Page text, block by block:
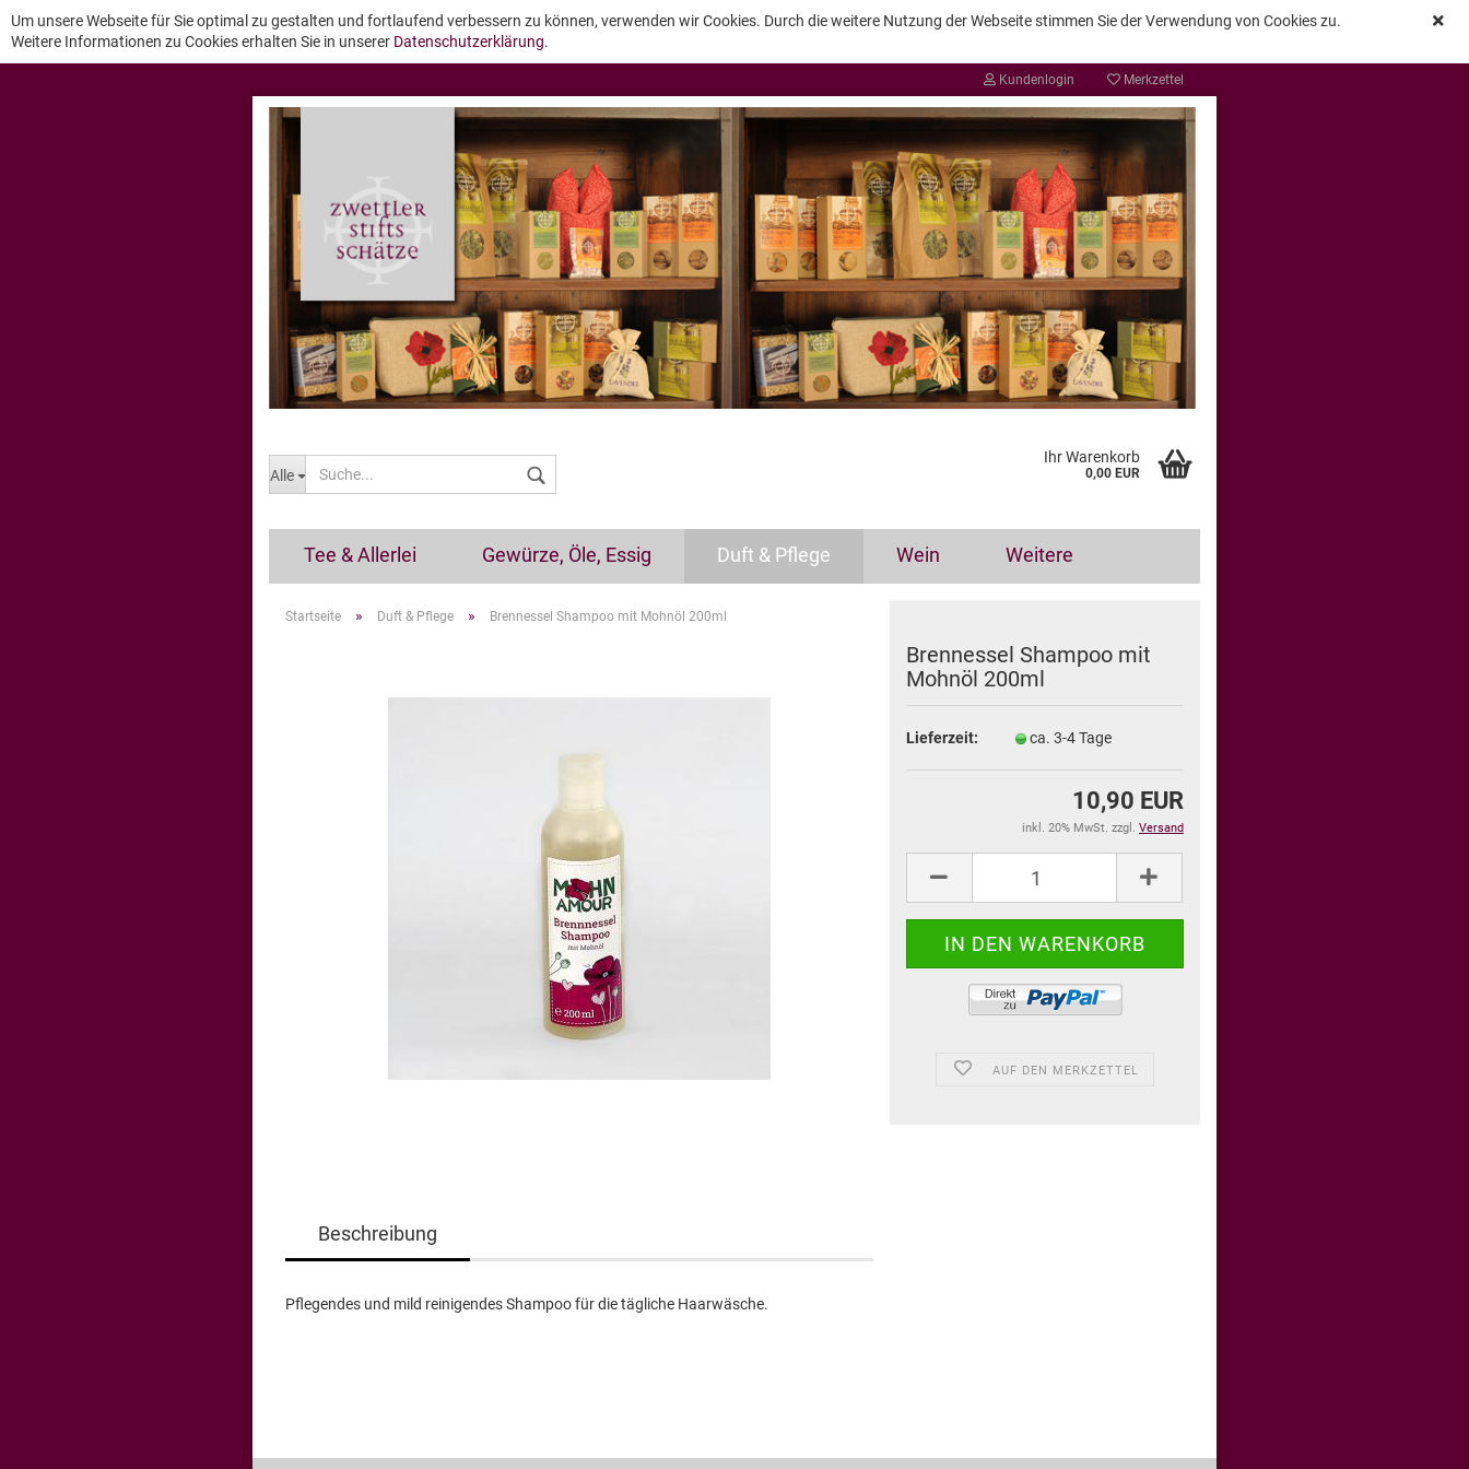
Kundenlogin
Konto erstellen
Passwort vergessen?
Merkzettel
Alle
Ihr Warenkorb
0,00 EUR
Um unsere Webseite für Sie optimal zu gestalten und fortlaufend verbessern zu können, verwenden wir Cookies. Durch die weitere Nutzung der Webseite stimmen Sie der Verwendung von Cookies zu.
Weitere Informationen zu Cookies erhalten Sie in unserer Datenschutzerklärung.
Tee & Allerlei Gewürze, Öle, Essig Duft & Pflege Wein Weitere
Startseite » Duft & Pflege » Brennessel Shampoo mit Mohnöl 200ml
Brennessel Shampoo mit
Mohnöl 200ml
Lieferzeit: ca. 3-4 Tage
10,90 EUR
inkl. 20% MwSt. zzgl. Versand
AUF DEN MERKZETTEL
Beschreibung
Pflegendes und mild reinigendes Shampoo für die tägliche Haarwäsche.